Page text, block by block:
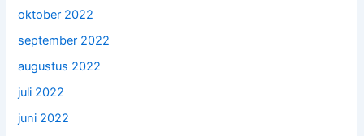
oktober 2022
september 2022
augustus 2022
juli 2022
juni 2022